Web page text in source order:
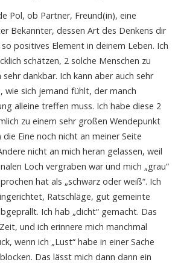
Pol, ob Partner, Freund(in), eine
Bekannter, dessen Art des Denkens dir
positives Element in deinem Leben. Ich
schätzen, 2 solche Menschen zu
dankbar. Ich kann aber auch sehr
wie sich jemand fühlt, der manch
alleine treffen muss. Ich habe diese 2
zu einem sehr großen Wendepunkt
Eine noch nicht an meiner Seite
nicht an mich heran gelassen, weil
Loch vergraben war und mich „grau“
hat als „schwarz oder weiß“. Ich
Ratschläge, gut gemeinte
Ich hab „dicht“ gemacht. Das
und ich erinnere mich manchmal
wenn ich „Lust“ habe in einer Sache
Das lässt mich dann dann ein